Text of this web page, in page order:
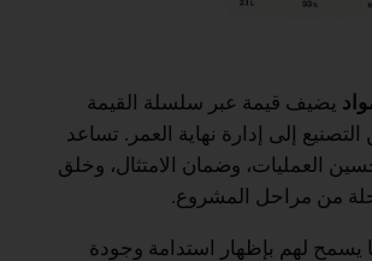
يضيف قيمة عبر سلسلة القيمة
التصنيع إلى إدارة نهاية العمر. تساعد
العمليات، وضمان الامتثال، وخلق
من مراحل المشروع.
يسمح لهم بإظهار استدامة وجودة